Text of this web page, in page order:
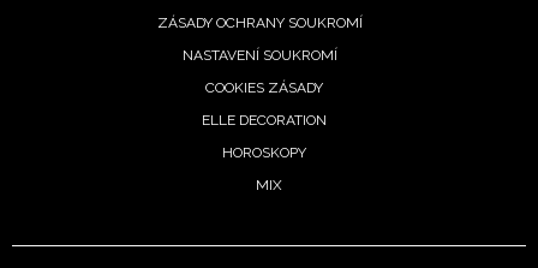
ZÁSADY OCHRANY SOUKROMÍ
NASTAVENÍ SOUKROMÍ
COOKIES ZÁSADY
ELLE DECORATION
HOROSKOPY
MIX